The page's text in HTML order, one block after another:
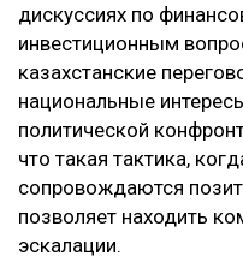
дискуссиях по
инвестиционным
казахстанские
национальные
политической
что такая тактика,
сопровождаются
позволяет находить
эскалации.